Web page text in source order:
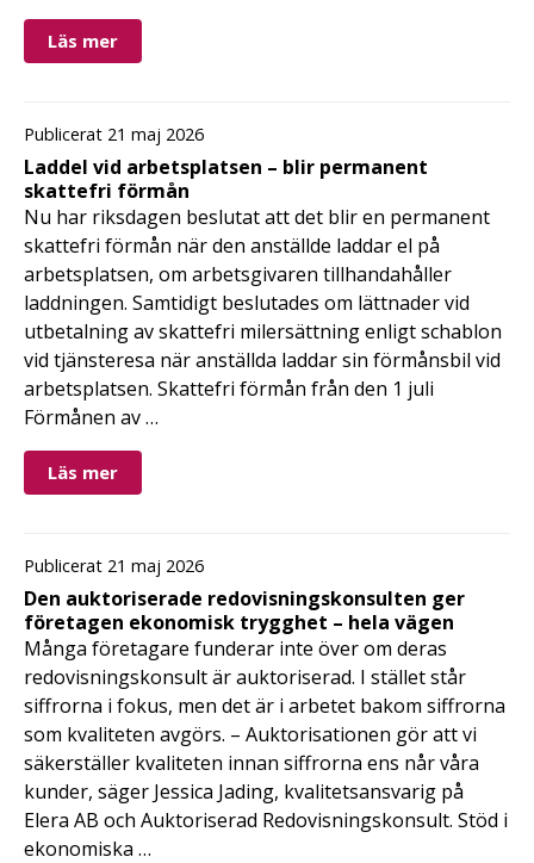
Läs mer
Publicerat 21 maj 2026
Laddel vid arbetsplatsen – blir permanent
skattefri förmån
Nu har riksdagen beslutat att det blir en permanent
skattefri förmån när den anställde laddar el på
arbetsplatsen, om arbetsgivaren tillhandahåller
laddningen. Samtidigt beslutades om lättnader vid
utbetalning av skattefri milersättning enligt schablon
vid tjänsteresa när anställda laddar sin förmånsbil vid
arbetsplatsen. Skattefri förmån från den 1 juli
Förmånen av …
Läs mer
Publicerat 21 maj 2026
Den auktoriserade redovisningskonsulten ger
företagen ekonomisk trygghet – hela vägen
Många företagare funderar inte över om deras
redovisningskonsult är auktoriserad. I stället står
siffrorna i fokus, men det är i arbetet bakom siffrorna
som kvaliteten avgörs. – Auktorisationen gör att vi
säkerställer kvaliteten innan siffrorna ens når våra
kunder, säger Jessica Jading, kvalitetsansvarig på
Elera AB och Auktoriserad Redovisningskonsult. Stöd i
ekonomiska …